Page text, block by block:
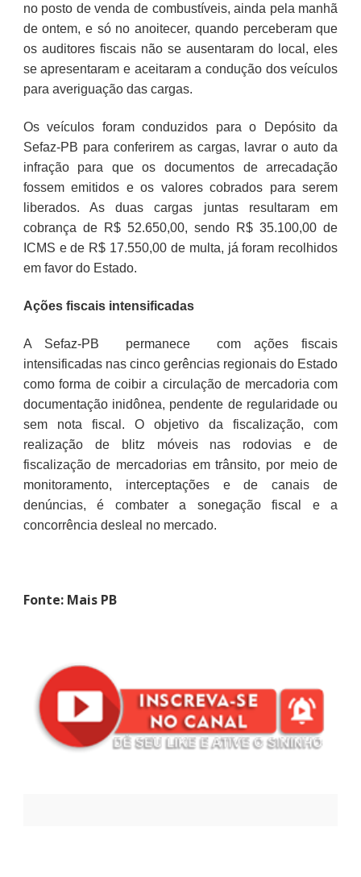
no posto de venda de combustíveis, ainda pela manhã
de ontem, e só no anoitecer, quando perceberam que
os auditores fiscais não se ausentaram do local, eles
se apresentaram e aceitaram a condução dos veículos
para averiguação das cargas.
Os veículos foram conduzidos para o Depósito da
Sefaz-PB para conferirem as cargas, lavrar o auto da
infração para que os documentos de arrecadação
fossem emitidos e os valores cobrados para serem
liberados. As duas cargas juntas resultaram em
cobrança de R$ 52.650,00, sendo R$ 35.100,00 de
ICMS e de R$ 17.550,00 de multa, já foram recolhidos
em favor do Estado.
Ações fiscais intensificadas
A Sefaz-PB permanece com ações fiscais
intensificadas nas cinco gerências regionais do Estado
como forma de coibir a circulação de mercadoria com
documentação inidônea, pendente de regularidade ou
sem nota fiscal. O objetivo da fiscalização, com
realização de blitz móveis nas rodovias e de
fiscalização de mercadorias em trânsito, por meio de
monitoramento, interceptações e de canais de
denúncias, é combater a sonegação fiscal e a
concorrência desleal no mercado.
Fonte: Mais PB